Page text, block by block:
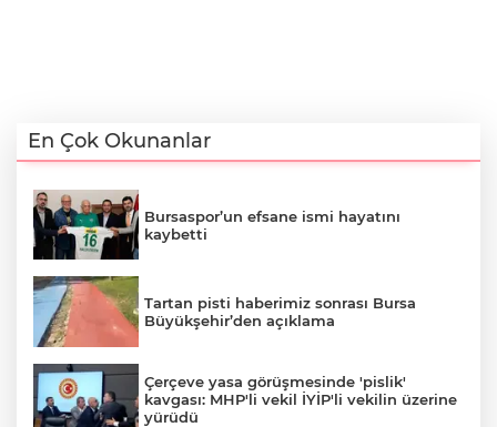
En Çok Okunanlar
Bursaspor’un efsane ismi hayatını
kaybetti
Tartan pisti haberimiz sonrası Bursa
Büyükşehir’den açıklama
Çerçeve yasa görüşmesinde 'pislik'
kavgası: MHP'li vekil İYİP'li vekilin üzerine
yürüdü